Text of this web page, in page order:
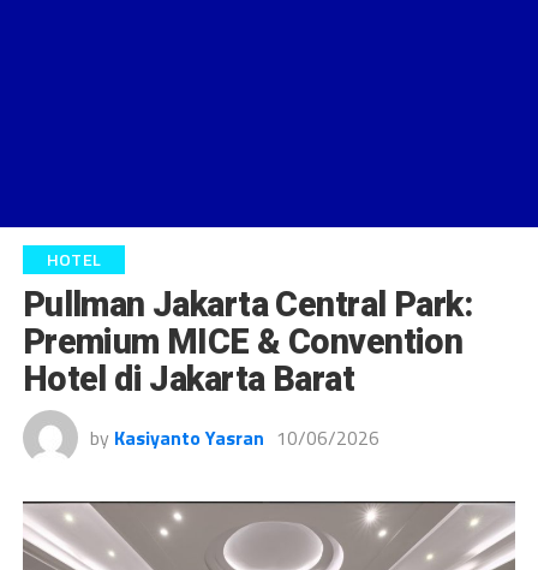
HOTEL
Pullman Jakarta Central Park:
Premium MICE & Convention
Hotel di Jakarta Barat
by Kasiyanto Yasran 10/06/2026